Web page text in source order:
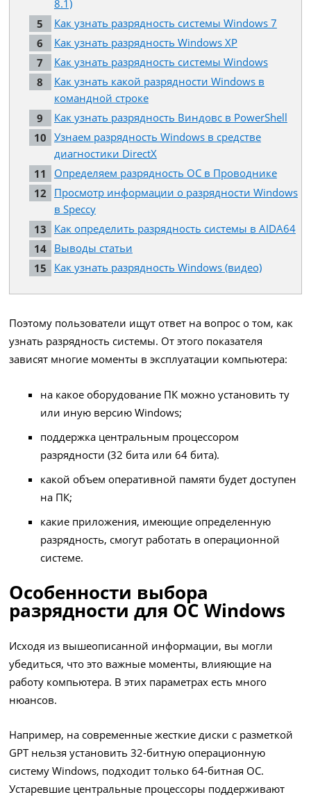
8.1)
Как узнать разрядность системы Windows 7
Как узнать разрядность Windows XP
Как узнать разрядность системы Windows
Как узнать какой разрядности Windows в
командной строке
Как узнать разрядность Виндовс в PowerShell
Узнаем разрядность Windows в средстве
диагностики DirectX
Определяем разрядность ОС в Проводнике
Просмотр информации о разрядности Windows
в Speccy
Как определить разрядность системы в AIDA64
Выводы статьи
Как узнать разрядность Windows (видео)
Поэтому пользователи ищут ответ на вопрос о том, как
узнать разрядность системы. От этого показателя
зависят многие моменты в эксплуатации компьютера:
на какое оборудование ПК можно установить ту
или иную версию Windows;
поддержка центральным процессором
разрядности (32 бита или 64 бита).
какой объем оперативной памяти будет доступен
на ПК;
какие приложения, имеющие определенную
разрядность, смогут работать в операционной
системе.
Особенности выбора
разрядности для ОС Windows
Исходя из вышеописанной информации, вы могли
убедиться, что это важные моменты, влияющие на
работу компьютера. В этих параметрах есть много
нюансов.
Например, на современные жесткие диски с разметкой
GPT нельзя установить 32-битную операционную
систему Windows, подходит только 64-битная ОС.
Устаревшие центральные процессоры поддерживают